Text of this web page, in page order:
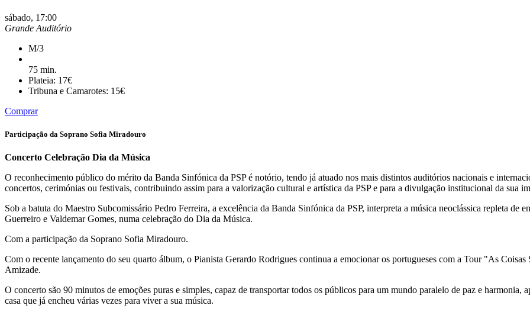
sábado, 17:00
Grande Auditório
M/3
75 min.
Plateia: 17€
Tribuna e Camarotes: 15€
Comprar
Participação da Soprano Sofia Miradouro
Concerto Celebração Dia da Música
O reconhecimento público do mérito da Banda Sinfónica da PSP é notório, tendo já atuado nos mais distintos auditórios nacionais e
concertos, cerimónias ou festivais, contribuindo assim para a valorização cultural e artística da PSP e para a divulgação institucional da sua
Sob a batuta do Maestro Subcomissário Pedro Ferreira, a excelência da Banda Sinfónica da PSP, interpreta a música neoclássica repleta de
Guerreiro e Valdemar Gomes, numa celebração do Dia da Música.
Com a participação da Soprano Sofia Miradouro.
Com o recente lançamento do seu quarto álbum, o Pianista Gerardo Rodrigues continua a emocionar os portugueses com a Tour "As
Amizade.
O concerto são 90 minutos de emoções puras e simples, capaz de transportar todos os públicos para um mundo paralelo de paz e harmonia,
casa que já encheu várias vezes para viver a sua música.